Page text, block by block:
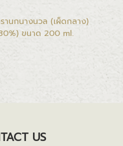
านกนางนวล (เผ็ดกลาง)
ขนาด 200 ml.
US